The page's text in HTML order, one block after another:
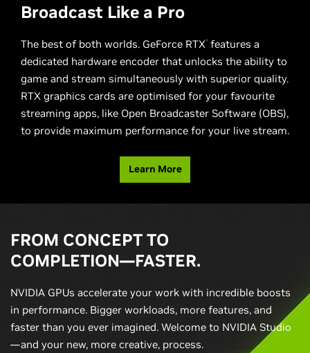
Broadcast Like a Pro
The best of both worlds. GeForce RTX™features a
dedicated hardware encoder that unlocks the ability to
game and stream simultaneously with superior quality.
RTX graphics cards are optimised for your favourite
streaming apps, like Open Broadcaster Software (OBS),
to provide maximum performance for your live stream.
Learn More
FROM CONCEPT TO
COMPLETION—FASTER.
NVIDIA GPUs accelerate your work with incredible boosts
in performance. Bigger workloads, more features, and
faster than you ever imagined. Welcome to NVIDIA Studio
—and your new, more creative, process.